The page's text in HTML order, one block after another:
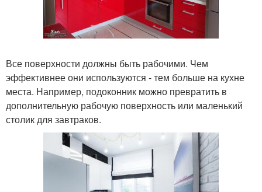
Все поверхности должны быть рабочими. Чем
эффективнее они используются - тем больше на кухне
места. Например, подоконник можно превратить в
дополнительную рабочую поверхность или маленький
столик для завтраков.